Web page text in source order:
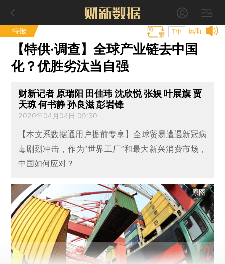
特报 试听
T中
【特供·调查】全球产业链去中国
化？优胜劣汰当自强
财新记者 原瑞阳 田佳玮 沈欣悦 张娱 叶展旗 贾
天琼 何书静 孙良滋 彭岩锋
2020年04月04日 09:30
【本文系数据通用户提前专享】全球贸易遭遇新冠病
毒剧烈冲击，作为“世界工厂”和最大新兴消费市场，
中国如何应对？
原图